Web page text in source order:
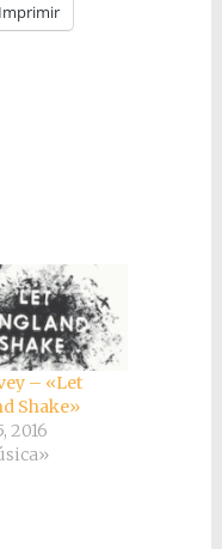
Imprimir
– «Let
Shake»
2016